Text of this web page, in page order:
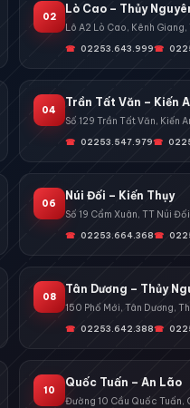
02
Lò Cao – Thủy
Lô A2 Lò Cao, Kênh
02253.643.999
04
Trần Tất Văn – Kiến
Số 129 Trần Tất Văn, Kiến
02253.547.979
06
Núi Đối – Kiến Thụy
Số 19 Cẩm Xuân, TT Núi
02253.664.368
08
Tân Dương – Thủy
150 Phố Mới, Tân Dương,
02253.642.388
10
Quốc Tuấn – An Lão
Đường 10 Cầu Quốc Tuấn,